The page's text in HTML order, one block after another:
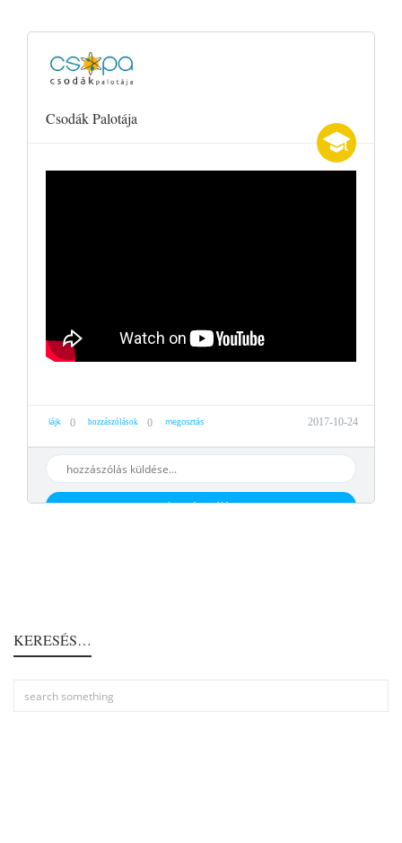
Csodák Palotája
lájk 0 hozzászólások 0 megosztás 2017-10-24
hozzáaszólás
KERESÉS…